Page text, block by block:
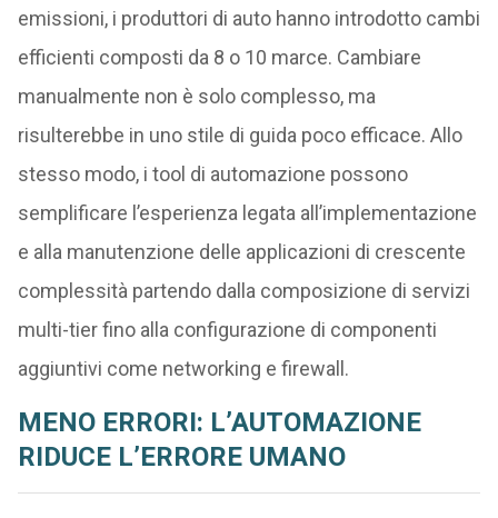
emissioni, i produttori di auto hanno introdotto cambi
efficienti composti da 8 o 10 marce. Cambiare
manualmente non è solo complesso, ma
risulterebbe in uno stile di guida poco efficace. Allo
stesso modo, i tool di automazione possono
semplificare l’esperienza legata all’implementazione
e alla manutenzione delle applicazioni di crescente
complessità partendo dalla composizione di servizi
multi-tier fino alla configurazione di componenti
aggiuntivi come networking e firewall.
MENO ERRORI: L’AUTOMAZIONE
RIDUCE L’ERRORE UMANO